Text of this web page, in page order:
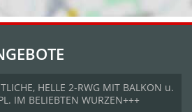
HELLE 2-RWG MIT BALKON u.
IM BELIEBTEN WURZEN+++